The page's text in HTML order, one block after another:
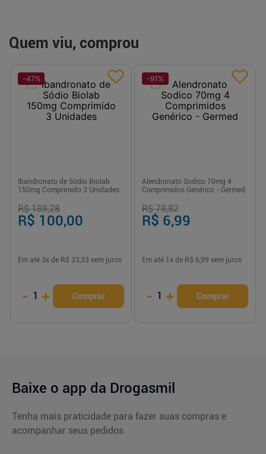
Quem viu, comprou
-47%
Ibandronato de Sódio Biolab
150mg Comprimido 3 Unidades
R$ 188,28
R$ 100,00
Em até 3x de R$ 33,33 sem juros
- 1 + Comprar
-91 %
Alendronato Sodico 70mg 4
Comprimidos Genérico - Germed
R$ 78,82
R$ 6,99
Em até 1 x de R$ 6,99 sem juros
- 1 + Comprar
Baixe o app da Drogasmil
Tenha mais praticidade para fazer suas compras e
acompanhar seus pedidos